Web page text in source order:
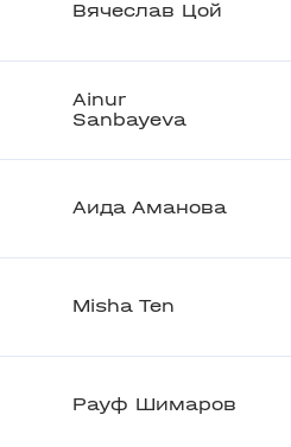
Вячеслав Цой
Ainur
Sanbayeva
Аида Аманова
Misha Ten
Рауф Шимаров